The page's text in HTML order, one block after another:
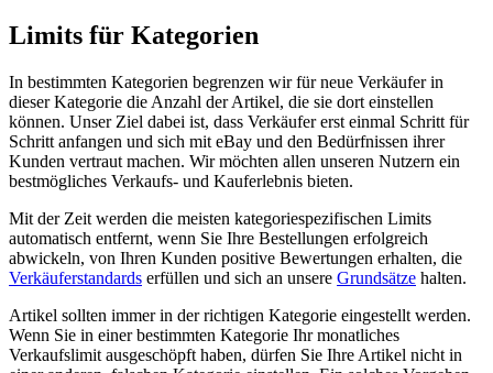
Limits für Kategorien
In bestimmten Kategorien begrenzen wir für neue Verkäufer in
dieser Kategorie die Anzahl der Artikel, die sie dort einstellen
können. Unser Ziel dabei ist, dass Verkäufer erst einmal Schritt für
Schritt anfangen und sich mit eBay und den Bedürfnissen ihrer
Kunden vertraut machen. Wir möchten allen unseren Nutzern ein
bestmögliches Verkaufs- und Kauferlebnis bieten.
Mit der Zeit werden die meisten kategoriespezifischen Limits
automatisch entfernt, wenn Sie Ihre Bestellungen erfolgreich
abwickeln, von Ihren Kunden positive Bewertungen erhalten, die
Verkäuferstandards erfüllen und sich an unsere Grundsätze halten.
Artikel sollten immer in der richtigen Kategorie eingestellt werden.
Wenn Sie in einer bestimmten Kategorie Ihr monatliches
Verkaufslimit ausgeschöpft haben, dürfen Sie Ihre Artikel nicht in